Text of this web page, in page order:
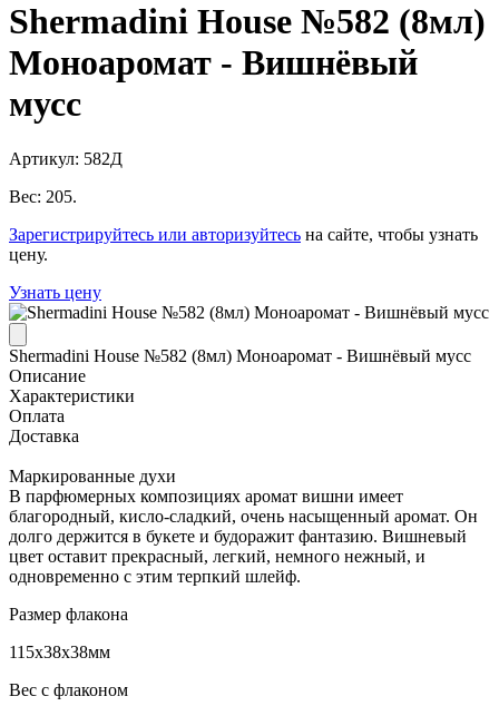
Shermadini House №582 (8мл)
Моноаромат - Вишнёвый
мусс
Артикул: 582Д
Вес: 205.
Зарегистрируйтесь или авторизуйтесь на сайте, чтобы узнать
цену.
Узнать цену
Shermadini House №582 (8мл) Моноаромат - Вишнёвый мусс
Описание
Характеристики
Оплата
Доставка
Маркированные духи
В парфюмерных композициях аромат вишни имеет
благородный, кисло-сладкий, очень насыщенный аромат. Он
долго держится в букете и будоражит фантазию. Вишневый
цвет оставит прекрасный, легкий, немного нежный, и
одновременно с этим терпкий шлейф.
Размер флакона
115x38x38мм
Вес с флаконом